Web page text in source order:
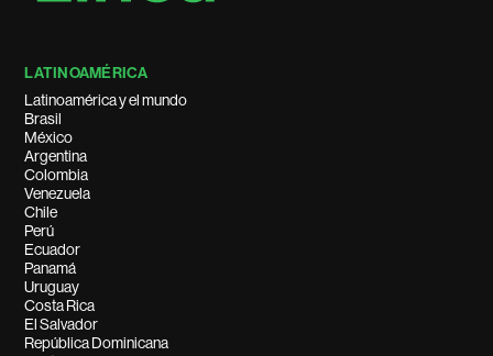
LATINOAMÉRICA
Latinoamérica y el mundo
Brasil
México
Argentina
Colombia
Venezuela
Chile
Perú
Ecuador
Panamá
Uruguay
Costa Rica
El Salvador
República Dominicana